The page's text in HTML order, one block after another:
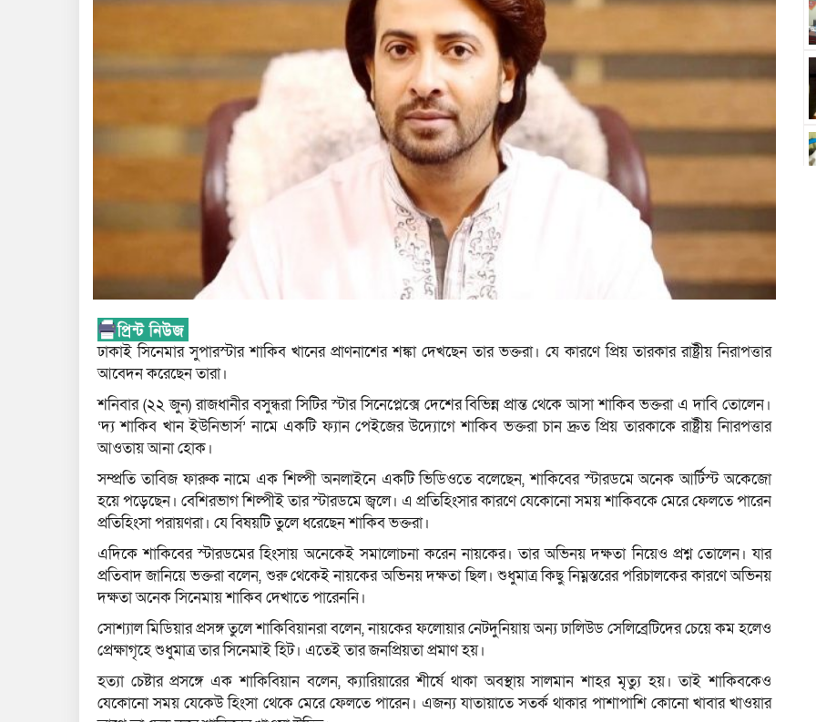
ঢাকাই সিনেমার সুপারস্টার শাকিব খানের প্রাণনাশের শঙ্কা দেখছেন তার ভক্তরা। যে কারণে প্রিয় তারকার রাষ্ট্রীয় নিরাপত্তার
আবেদন করেছেন তারা।
শনিবার (২২ জুন) রাজধানীর বসুন্ধরা সিটির স্টার সিনেপ্লেক্সে দেশের বিভিন্ন প্রান্ত থেকে আসা শাকিব ভক্তরা এ দাবি তোলেন।
‘দ্য শাকিব খান ইউনিভার্স’ নামে একটি ফ্যান পেইজের উদ্যোগে শাকিব ভক্তরা চান দ্রুত প্রিয় তারকাকে রাষ্ট্রীয় নিারপত্তার
আওতায় আনা হোক।
সম্প্রতি তাবিজ ফারুক নামে এক শিল্পী অনলাইনে একটি ভিডিওতে বলেছেন, শাকিবের স্টারডমে অনেক আর্টিস্ট অকেজো
হয়ে পড়েছেন। বেশিরভাগ শিল্পীই তার স্টারডমে জ্বলে। এ প্রতিহিংসার কারণে যেকোনো সময় শাকিবকে মেরে ফেলতে পারেন
প্রতিহিংসা পরায়ণরা। যে বিষয়টি তুলে ধরেছেন শাকিব ভক্তরা।
এদিকে শাকিবের স্টারডমের হিংসায় অনেকেই সমালোচনা করেন নায়কের। তার অভিনয় দক্ষতা নিয়েও প্রশ্ন তোলেন। যার
প্রতিবাদ জানিয়ে ভক্তরা বলেন, শুরু থেকেই নায়কের অভিনয় দক্ষতা ছিল। শুধুমাত্র কিছু নিম্নস্তরের পরিচালকের কারণে অভিনয়
দক্ষতা অনেক সিনেমায় শাকিব দেখাতে পারেননি।
সোশ্যাল মিডিয়ার প্রসঙ্গ তুলে শাকিবিয়ানরা বলেন, নায়কের ফলোয়ার নেটদুনিয়ায় অন্য ঢালিউড সেলিব্রেটিদের চেয়ে কম হলেও
প্রেক্ষাগৃহে শুধুমাত্র তার সিনেমাই হিট। এতেই তার জনপ্রিয়তা প্রমাণ হয়।
হত্যা চেষ্টার প্রসঙ্গে এক শাকিবিয়ান বলেন, ক্যারিয়ারের শীর্ষে থাকা অবস্থায় সালমান শাহর মৃত্যু হয়। তাই শাকিবকেও
যেকোনো সময় যেকেউ হিংসা থেকে মেরে ফেলতে পারেন। এজন্য যাতায়াতে সতর্ক থাকার পাশাপাশি কোনো খাবার খাওয়ার